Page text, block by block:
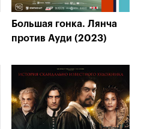
Большая гонка. Лянча
против Ауди (2023)